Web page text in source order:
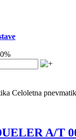
Celoletna
A/T